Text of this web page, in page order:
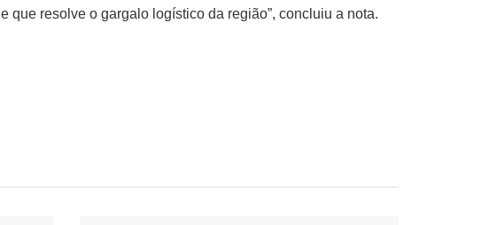
que resolve o gargalo logístico da região”, concluiu a nota.